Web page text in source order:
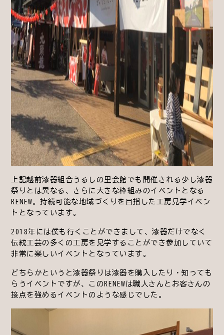
上記越前漆器組合うるしの里会館でも開催される少し漆器
祭りとは異なる、さらに大きな枠組みのイベントとなる
RENEW。持続可能な地域づくりを目指した工房見学イベン
トとなっています。
2018年には僕も行くことができまして、漆器だけでなく
伝統工芸の多くの工房を見学することができ参加していて
非常に楽しいイベントとなっています。
どちらかというと漆器祭りは漆器を購入したり・知っても
らうイベントですが、このRENEWは職人さんとお客さんの
接点を強めるイベントのような感じでした。